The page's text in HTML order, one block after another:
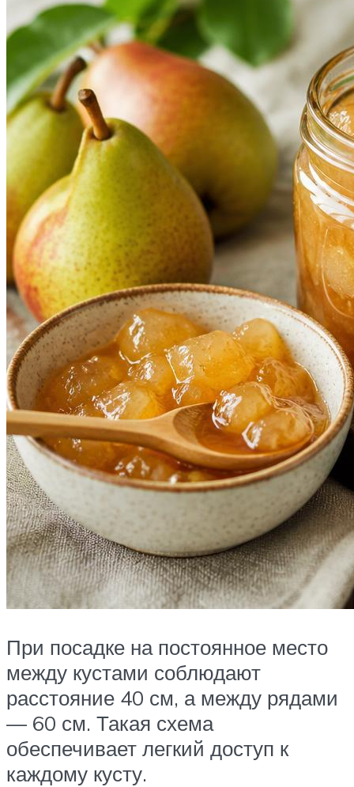
При посадке на постоянное место
между кустами соблюдают
расстояние 40 см, а между рядами
— 60 см. Такая схема
обеспечивает легкий доступ к
каждому кусту.